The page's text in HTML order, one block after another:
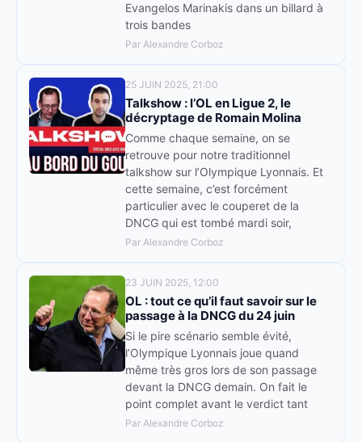
Evangelos Marinakis dans un billard à
trois bandes
Par Alexandre Corboz
25 JUIN 2025, 21:00
Talkshow : l’OL en Ligue 2, le
décryptage de Romain Molina
Comme chaque semaine, on se
retrouve pour notre traditionnel
talkshow sur l’Olympique Lyonnais. Et
cette semaine, c’est forcément
particulier avec le couperet de la
DNCG qui est tombé mardi soir,
Par Alexandre Corboz
23 JUIN 2025, 12:00
OL : tout ce qu’il faut savoir sur le
passage à la DNCG du 24 juin
Si le pire scénario semble évité,
l’Olympique Lyonnais joue quand
même très gros lors de son passage
devant la DNCG demain. On fait le
point complet avant le verdict tant
Par Alexandre Corboz